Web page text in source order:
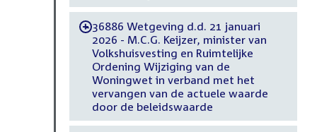
-36886 Wetgeving d.d. 21 januari
2026 - M.C.G. Keijzer, minister van
Volkshuisvesting en Ruimtelijke
Ordening Wijziging van de
Woningwet in verband met het
vervangen van de actuele waarde
door de beleidswaarde